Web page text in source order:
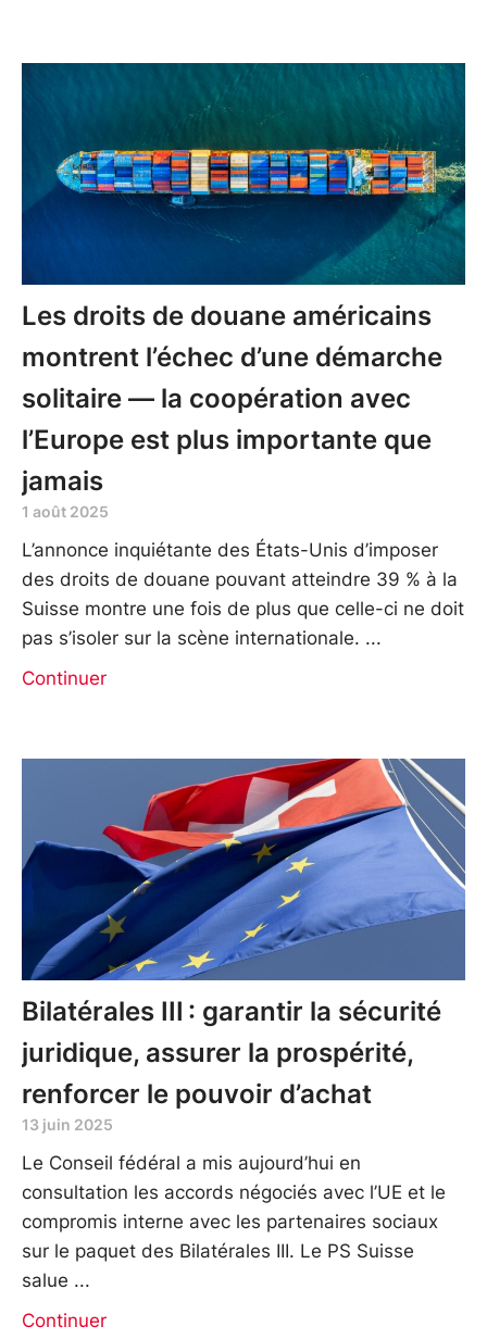
Les droits de douane américains
montrent l’échec d’une démarche
solitaire — la coopération avec
l’Europe est plus importante que
jamais
1 août 2025
L’annonce inquiétante des États-Unis d’imposer
des droits de douane pouvant atteindre 39 % à la
Suisse montre une fois de plus que celle-ci ne doit
pas s’isoler sur la scène internationale.
Continuer
Bilatérales III : garantir la sécurité
juridique, assurer la prospérité,
renforcer le pouvoir d’achat
13 juin 2025
Le Conseil fédéral a mis aujourd’hui en
consultation les accords négociés avec l’UE et le
compromis interne avec les partenaires sociaux
sur le paquet des Bilatérales III. Le PS Suisse
salue
Continuer